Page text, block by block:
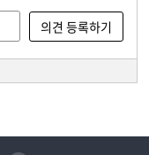
트위터